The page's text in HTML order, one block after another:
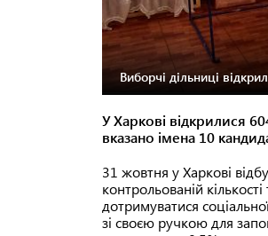
Виборчі дільниці
У Харкові відкрилися
вказано імена 10
31 жовтня у Харкові
контрольованій
дотримуватися
зі своєю ручкою для